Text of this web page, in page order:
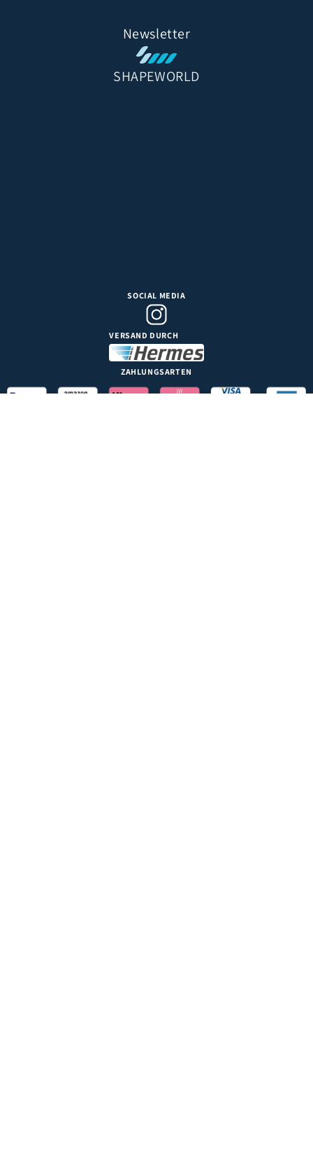
Newsletter
SHAPEWORLD
SOCIAL MEDIA
VERSAND DURCH
ZAHLUNGSARTEN